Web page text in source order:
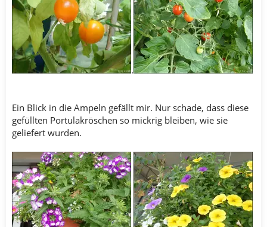
.
Ein Blick in die Ampeln gefällt mir. Nur schade, dass diese
gefüllten Portulakröschen so mickrig bleiben, wie sie
geliefert wurden.